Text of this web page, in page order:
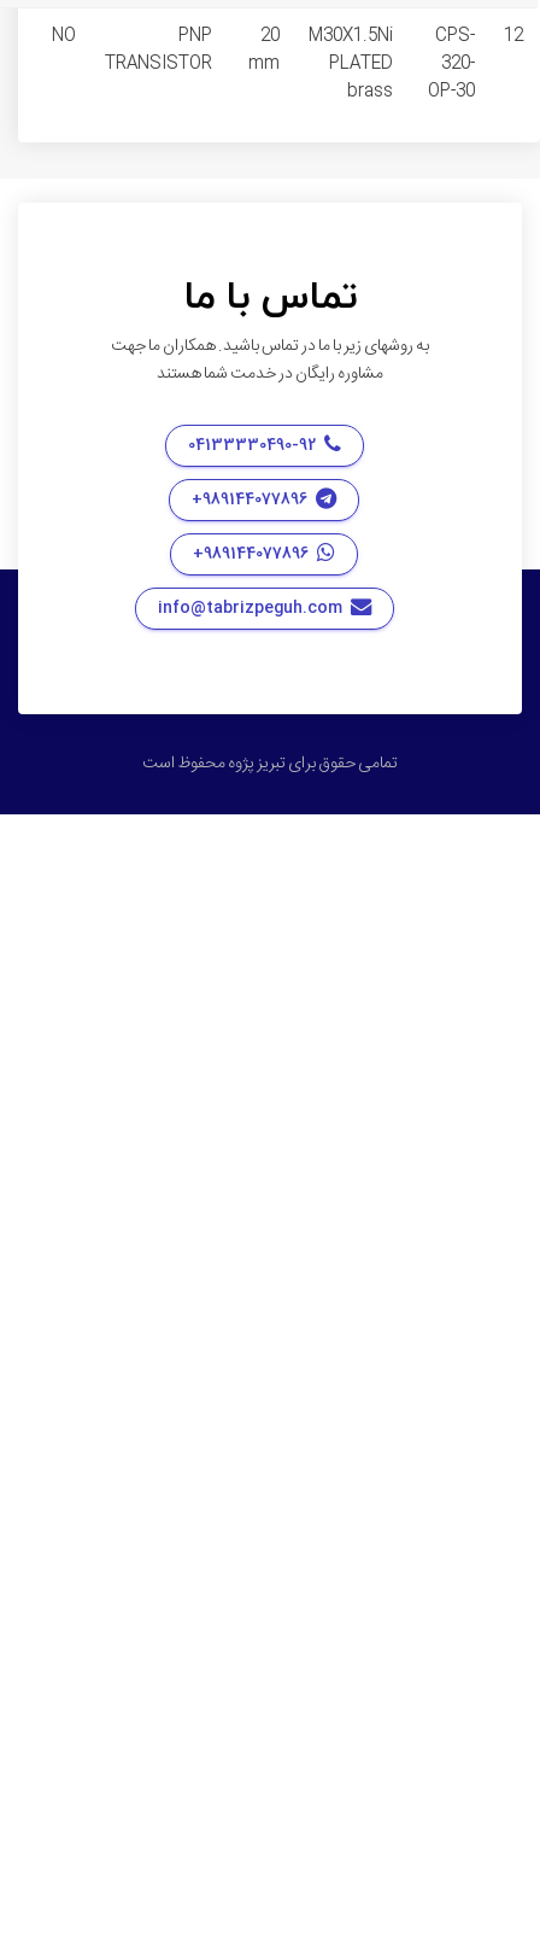
20
PNP
TRANSISTOR
NO
non flush
(unshielded)
مشاهده
تماس باشید. همکاران ما جهت
تبریز پژوه محفوظ است